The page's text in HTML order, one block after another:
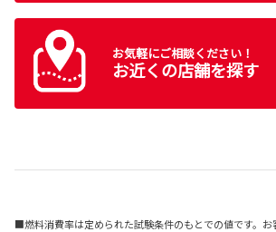
お気軽にご相談ください！
お近くの店舗を探す
■燃料消費率は定められた試験条件のもとでの値です。お